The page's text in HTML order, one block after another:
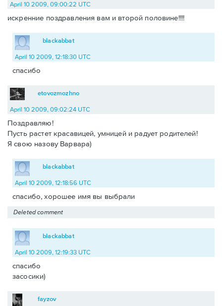
April 10 2009, 09:00:22 UTC
искренние поздравления вам и второй половине!!!!
blackabbat
April 10 2009, 12:18:30 UTC
спасибо
etovozmozhno
April 10 2009, 09:02:24 UTC
Поздравляю!
Пусть растет красавицей, умницей и радует родителей!
Я свою назову Варвара)
blackabbat
April 10 2009, 12:18:56 UTC
спасибо, хорошее имя вы выбрали
Deleted comment
blackabbat
April 10 2009, 12:19:33 UTC
спасибо
засосики)
fayzov